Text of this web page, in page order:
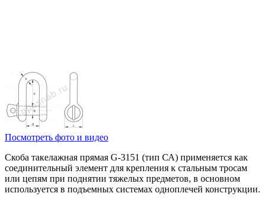
Посмотреть фото и видео
Скоба такелажная прямая G-3151 (тип СА) применяется как
соединительный элемент для крепления к стальным тросам
или цепям при поднятии тяжелых предметов, в основном
используется в подъемных системах одноплечей конструкции.